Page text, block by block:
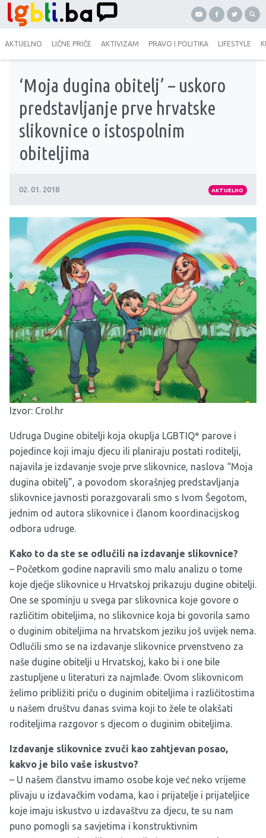
AKTUELNO LIČNE PRIČE AKTIVIZAM PRAVO I POLITIKA LIFESTYLE
‘Moja dugina obitelj’ – uskoro
predstavljanje prve hrvatske
slikovnice o istospolnim
obiteljima
02. 01. 2018 AKTUELNO
Izvor: Crol.hr
Udruga Dugine obitelji koja okuplja LGBTIQ* parove i
pojedince koji imaju djecu ili planiraju postati roditelji,
najavila je izdavanje svoje prve slikovnice, naslova “Moja
dugina obitelj”, a povodom skorašnjeg predstavljanja
slikovnice javnosti porazgovarali smo s Ivom Šegotom,
jednim od autora slikovnice i članom koordinacijskog
odbora udruge.
Kako to da ste se odlučili na izdavanje slikovnice?
– Početkom godine napravili smo malu analizu o tome
koje dječje slikovnice u Hrvatskoj prikazuju dugine obitelji.
One se spominju u svega par slikovnica koje govore o
različitim obiteljima, no slikovnice koja bi govorila samo
o duginim obiteljima na hrvatskom jeziku još uvijek nema.
Odlučili smo se na izdavanje slikovnice prvenstveno za
naše dugine obitelji u Hrvatskoj, kako bi i one bile
zastupljene u literaturi za najmlađe. Ovom slikovnicom
želimo približiti priču o duginim obiteljima i različitostima
u našem društvu danas svima koji to žele te olakšati
roditeljima razgovor s djecom o duginim obiteljima.
Izdavanje slikovnice zvuči kao zahtjevan posao,
kakvo je bilo vaše iskustvo?
– U našem članstvu imamo osobe koje već neko vrijeme
plivaju u izdavačkim vodama, kao i prijatelje i prijateljice
koje imaju iskustvo u izdavaštvu za djecu, te su nam
puno pomogli sa savjetima i konstruktivnim